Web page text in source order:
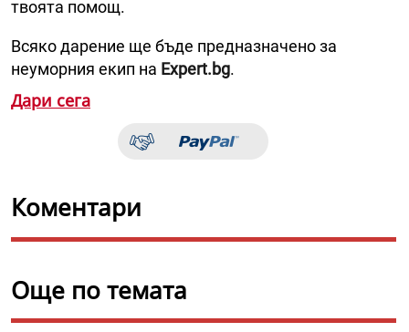
твоята помощ.
Всяко дарение ще бъде предназначено за
неуморния екип на Expert.bg.
Дари сега
Коментари
Още по темата